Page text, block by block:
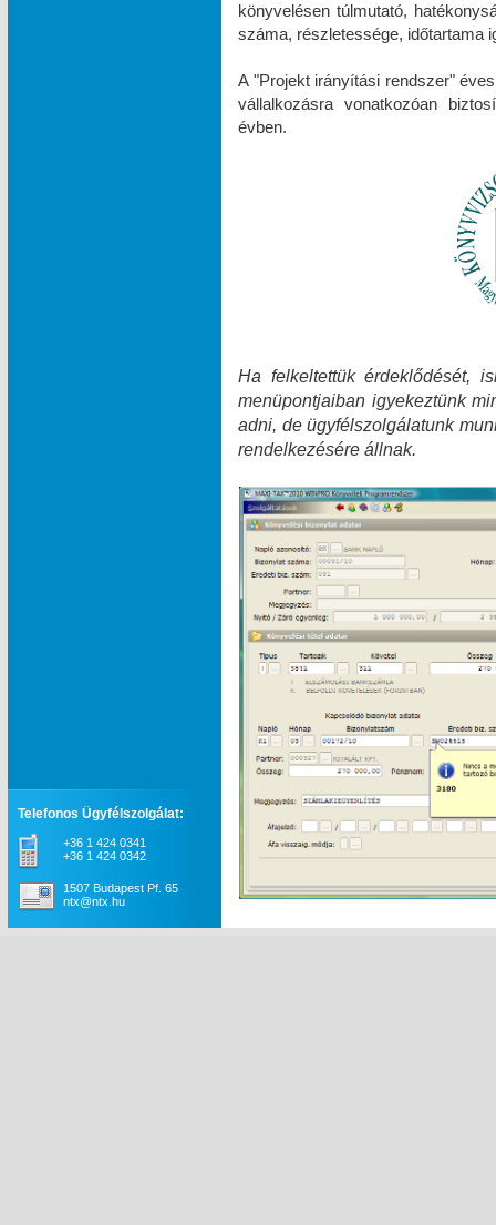
könyvelésen túlmutató,
száma, részletessége, időtartama
A "Projekt irányítási rendszer"
vállalkozásra vonatkozóan
évben.
Ha felkeltettük érdeklődését,
menüpontjaiban igyekeztünk
adni, de ügyfélszolgálatunk
rendelkezésére állnak.
Telefonos Ügyfélszolgálat:
+36 1 424 0341
+36 1 424 0342
1507 Budapest Pf. 65
ntx@ntx.hu